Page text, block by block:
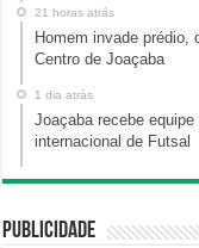
21 horas atrás
Homem invade
Centro de Joaçaba
1 dia atrás
Joaçaba recebe
internacional de Futsal
Publicidade